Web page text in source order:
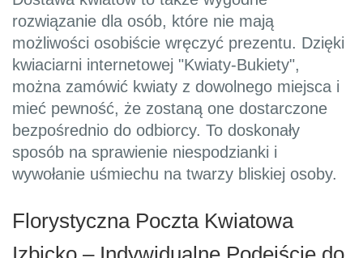
rozwiązanie dla osób, które nie mają
możliwości osobiście wręczyć prezentu. Dzięki
kwiaciarni internetowej "Kwiaty-Bukiety",
można zamówić kwiaty z dowolnego miejsca i
mieć pewność, że zostaną one dostarczone
bezpośrednio do odbiorcy. To doskonały
sposób na sprawienie niespodzianki i
wywołanie uśmiechu na twarzy bliskiej osoby.
Florystyczna Poczta Kwiatowa